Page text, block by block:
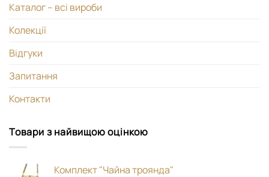
Каталог – всі вироби
Колекції
Відгуки
Запитання
Контакти
Товари з найвищою оцінкою
Комплект "Чайна троянда"